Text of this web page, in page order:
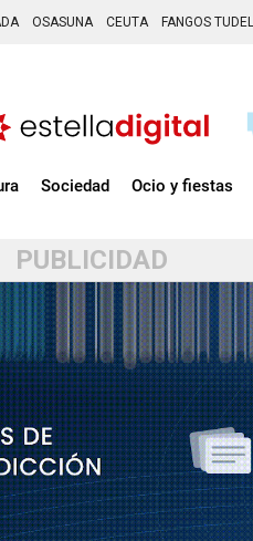
OSASUNA CEUTA FANGOS
Sociedad Ocio y fiestas
PUBLICIDAD